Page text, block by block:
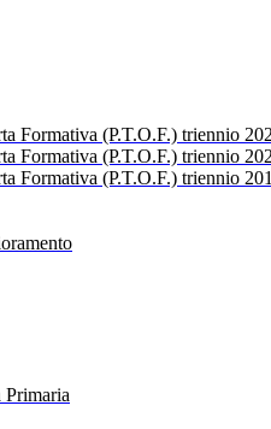
Formativa (P.T.O.F.) triennio
Formativa (P.T.O.F.) triennio
Formativa (P.T.O.F.) triennio
Primaria